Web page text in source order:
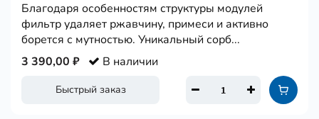
Благодаря особенностям структуры модулей
фильтр удаляет ржавчину, примеси и активно
борется с мутностью. Уникальный сорб...
Быстрый заказ
3 390,00 ₽ В наличии